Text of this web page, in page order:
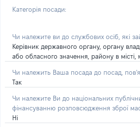
Категорія посади:
Чи належите ви до службових осіб, які
Керівник державного органу, органу
або обласного значення, району в місті,
Чи належить Ваша посада до посад,
Так
Чи належите Ви до національних
фінансуванню розповсюдження зброї
Ні